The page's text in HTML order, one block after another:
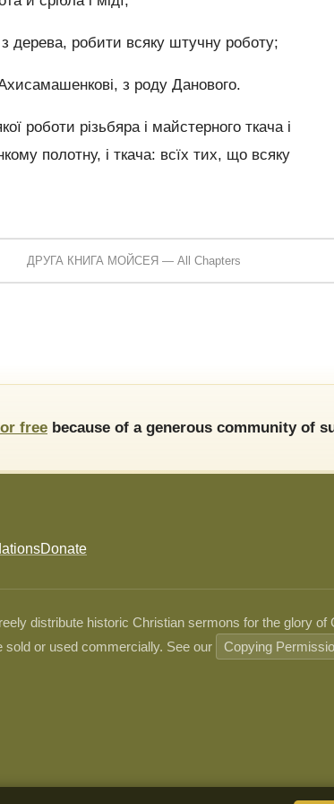
з дерева, робити всяку штучну роботу;
з роду Данового.
роботи різьбяра і майстерного ткача і
полотну, і ткача: всїх тих, що всяку
ДРУГА КНИГА МОЙСЕЯ — All Chapters
free because of a generous community of
Donate
distribute historic Christian sermons for the glory
or used commercially. See our
Copying